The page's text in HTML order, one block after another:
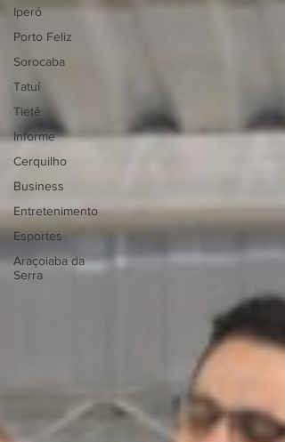
Iperó
Porto Feliz
Sorocaba
Tatuí
Tietê
Informe
Cerquilho
Business
Entretenimento
Esportes
Araçoiaba da
Serra